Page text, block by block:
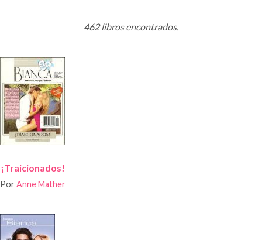
462 libros encontrados.
¡Traicionados!
Por Anne Mather